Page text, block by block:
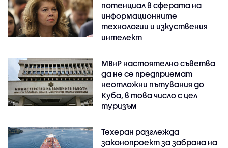
потенциал в сферата на
информационните
технологии и изкуствения
интелект
МВнР настоятелно съветва
да не се предприемат
неотложни пътувания до
Куба, в това число с цел
туризъм
Техеран разглежда
законопроект за забрана на